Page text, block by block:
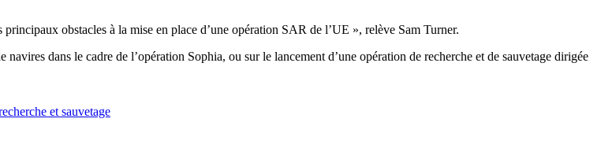
obstacles à la mise en place d’une opération SAR de l’UE », relève Sam Turner.
dans le cadre de l’opération Sophia, ou sur le lancement d’une opération de recherche et de sauvetage dirigée
et sauvetage